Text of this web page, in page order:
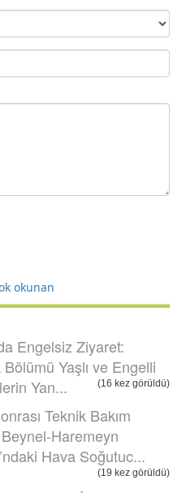
okunan
Engelsiz Ziyaret:
Yaşlı ve Engelli
Yan...
(16 kez görüldü)
Teknik Bakım
Haremeyn
Hava Soğutuc...
(19 kez görüldü)